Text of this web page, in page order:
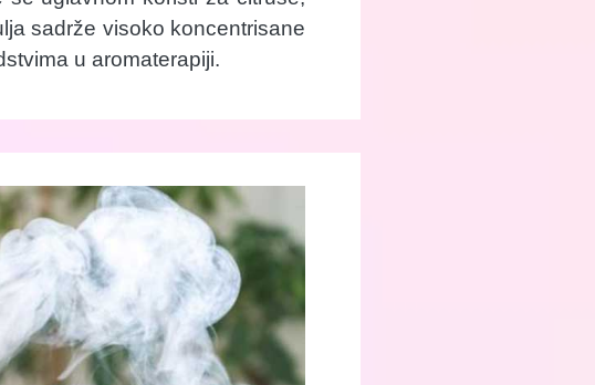
sadrže visoko koncentrisane
u aromaterapiji.